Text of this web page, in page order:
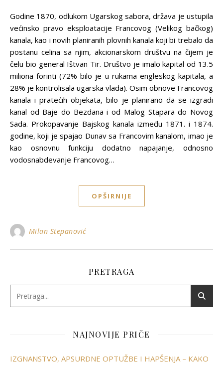
Godine 1870, odlukom Ugarskog sabora, država je ustupila
većinsko pravo eksploatacije Francovog (Velikog bačkog)
kanala, kao i novih planiranih plovnih kanala koji bi trebalo da
postanu celina sa njim, akcionarskom društvu na čijem je
čelu bio general Ištvan Tir. Društvo je imalo kapital od 13.5
miliona forinti (72% bilo je u rukama engleskog kapitala, a
28% je kontrolisala ugarska vlada). Osim obnove Francovog
kanala i pratećih objekata, bilo je planirano da se izgradi
kanal od Baje do Bezdana i od Malog Stapara do Novog
Sada. Prokopavanje Bajskog kanala između 1871. i 1874.
godine, koji je spajao Dunav sa Francovim kanalom, imao je
kao osnovnu funkciju dodatno napajanje, odnosno
vodosnabdevanje Francovog…
OPŠIRNIJE
Milan Stepanović
PRETRAGA
NAJNOVIJE PRIČE
IZGNANSTVO, APSURDNE OPTUŽBE I HAPŠENJA – KAKO